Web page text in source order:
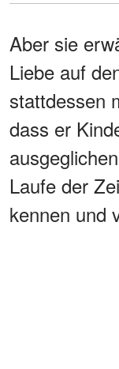
Aber sie
Liebe auf
stattdessen
dass er
Laufe der
kennen und